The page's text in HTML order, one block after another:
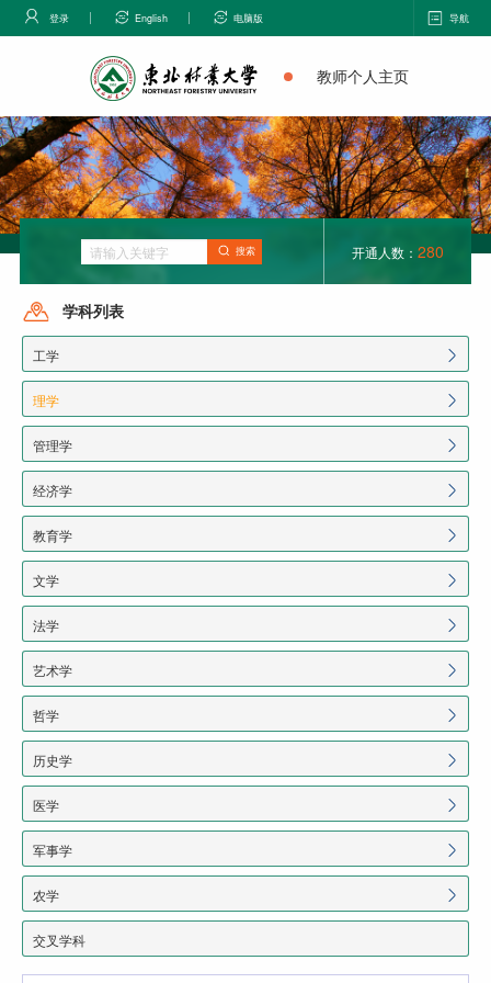
登录 English 电脑版 导航
教师个人主页
搜索 开通人数： 280
学科列表
工学
理学
管理学
经济学
教育学
文学
法学
艺术学
哲学
历史学
医学
军事学
农学
交叉学科